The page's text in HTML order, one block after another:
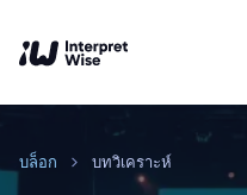
บล็อก บทวิเคราะห์